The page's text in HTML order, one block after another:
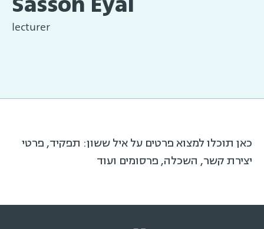
lecturer
כאן תוכלו למצוא פרטים על איל ששון: תפקיד, פרטי
יצירת קשר, השכלה, פרסומים ועוד